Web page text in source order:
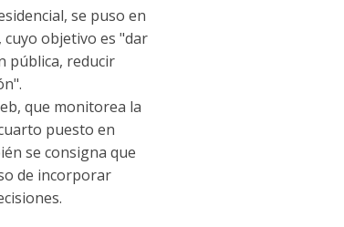
se puso en
cuyo objetivo es "dar
pública, reducir
que monitorea la
puesto en
se consigna que
de incorporar